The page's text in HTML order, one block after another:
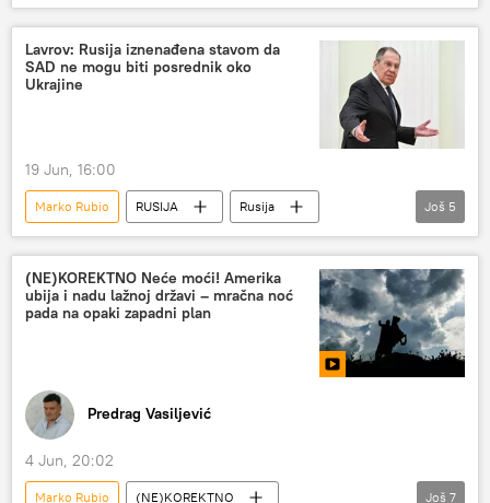
SAD
sporazum
Lavrov: Rusija iznenađena stavom da
SAD ne mogu biti posrednik oko
Ukrajine
19 Jun, 16:00
Marko Rubio RUSIJA
Rusija
Rusija – politika
Sergej Lavrov
SAD
Specijalna vojna operacija u Ukrajini – vesti
Ukrajina
Još 5
(NE)KOREKTNO Neće moći! Amerika
ubija i nadu lažnoj državi – mračna noć
pada na opaki zapadni plan
Predrag Vasiljević
4 Jun, 20:02
Marko Rubio
(NE)KOREKTNO
Još 7